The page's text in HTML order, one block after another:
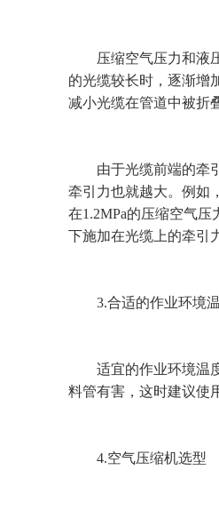
压缩空气压力和液压
的光缆较长时，逐渐增
减小光缆在管道中被折
由于光缆前端的牵引
牵引力也就越大。例如
在1.2MPa的压缩空气压
下施加在光缆上的牵引
3.合适的作业环境
适宜的作业环境温度
料管有害，这时建议使
4.空气压缩机选型